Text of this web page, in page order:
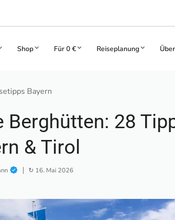
Shop Für 0 € Reiseplanung
Bayern
28
& Tirol
↻ 16. Mai 2026